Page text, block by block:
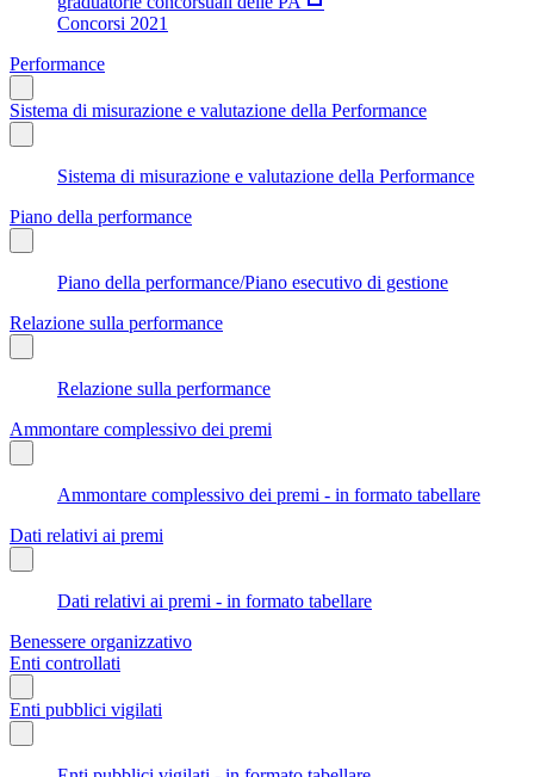
Concorsi 2021
Performance
Sistema di misurazione e valutazione della Performance
Sistema di misurazione e valutazione della Performance
Piano della performance
Piano della performance/Piano esecutivo di gestione
Relazione sulla performance
Relazione sulla performance
Ammontare complessivo dei premi
Ammontare complessivo dei premi - in formato tabellare
Dati relativi ai premi
Dati relativi ai premi - in formato tabellare
Benessere organizzativo
Enti controllati
Enti pubblici vigilati